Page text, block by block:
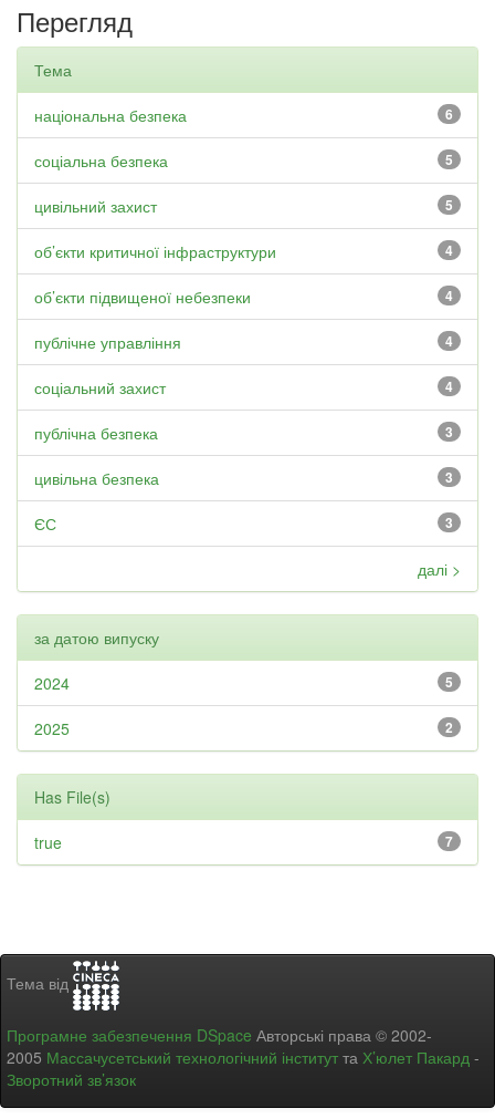
Перегляд
Тема
6
національна безпека
5
соціальна безпека
5
цивільний захист
4
об’єкти критичної інфраструктури
4
об’єкти підвищеної небезпеки
4
публічне управління
4
соціальний захист
3
публічна безпека
3
цивільна безпека
3
ЄС
далі >
за датою випуску
5
2024
2
2025
Has File(s)
7
true
Тема від
Програмне забезпечення DSpace Авторські права © 2002-
2005 Массачусетський технологічний інститут та Х’юлет Пакард -
Зворотний зв’язок